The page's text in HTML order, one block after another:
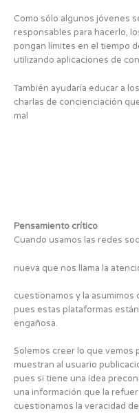
Como sólo algunos jóvenes
responsables para hacerlo,
pongan límites en el tiempo
utilizando aplicaciones de
También ayudaría educar a
charlas de concienciación
mal
Pensamiento crítico
Cuando usamos las redes
nueva que nos llama la
cuestionamos y la asumimos
pues estas plataformas
engañosa.
Solemos creer lo que vemos
muestran al usuario
pues si tiene una idea
una información que la
cuestionamos la veracidad